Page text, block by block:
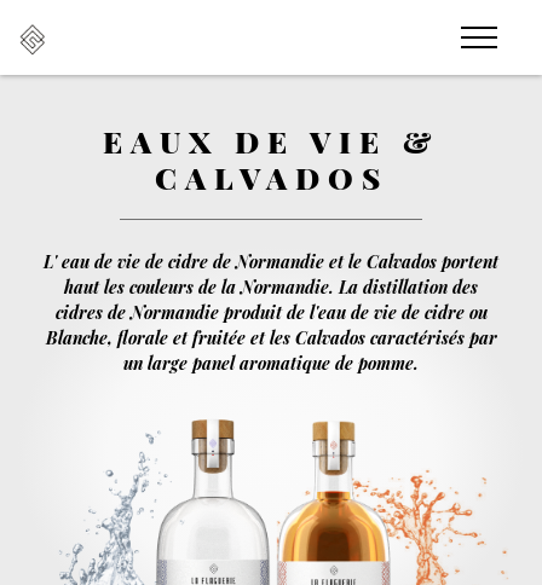
EAUX DE VIE &
CALVADOS
L' eau de vie de cidre de Normandie et le Calvados portent
haut les couleurs de la Normandie. La distillation des
cidres de Normandie produit de l'eau de vie de cidre ou
Blanche, florale et fruitée et les Calvados caractérisés par
un large panel aromatique de pomme.